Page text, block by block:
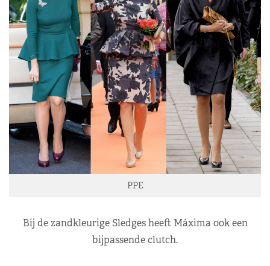
PPE
Bij de zandkleurige Sledges heeft Máxima ook een
bijpassende clutch.